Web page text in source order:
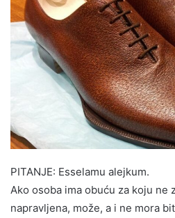
PITANJE: Esselamu alejkum.
Ako osoba ima obuću za koju ne
napravljena, može, a i ne mora